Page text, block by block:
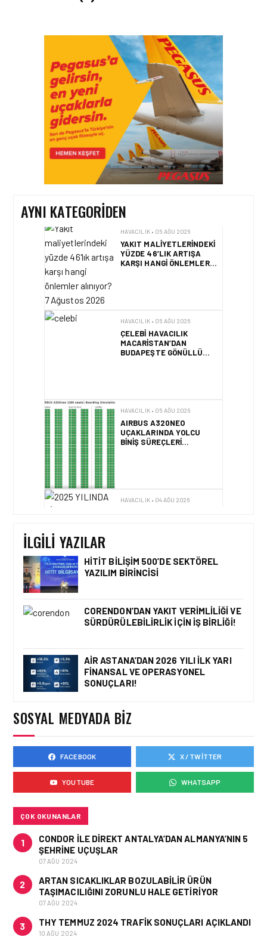
AYNI KATEGORIDEN
HAVACILIK • 06 AĞU 2026
HITIT BILIŞIM 500’DE
SEKTÖREL YAZILIM
BIRINCISI
HAVACILIK • 05 AĞU 2026
YAKIT MALIYETLERINDEKI
YÜZDE 46’LIK ARTIŞA
KARŞI HANGI ÖNLEMLER
ALINIYOR?
HAVACILIK • 05 AĞU 2026
ÇELEBI HAVACILIK
MACARISTAN’DAN
BUDAPEŞTE GÖNÜLLÜ
HAVACILIK • 05 AĞU 2026
AIRBUS A320NEO
UÇAKLARINDA YOLCU
BINIŞ SÜREÇLERI
HAVACILIK • 04 AĞU 2026
2025 YILINDA PILOTLAR
ENÇOK KUŞ ÇARPMA
OLAYINI RAPOR ETTI
HAVACILIK • 04 AĞU 2026
HITIT BILIŞIM 500’DE
SEKTÖREL YAZILIM
BIRINCISI
KARŞI HANGI ÖNLEMLER
ALINIYOR?
HAVACILIK • 05 AĞU 2026
ÇELEBI HAVACILIK
MACARISTAN’DAN
İLGILI YAZILAR
HITIT BILIŞIM 500’DE SEKTÖREL
YAZILIM BIRINCISI
CORENDON’DAN YAKIT VERIMLILIĞI VE
SÜRDÜRÜLEBILIRLIK IÇIN İŞ BIRLIĞI!
AIR ASTANA’DAN 2026 YILI İLK YARI
FINANSAL VE OPERASYONEL
SONUÇLARI!
SOSYAL MEDYADA BIZ
FACEBOOK X / TWITTER
YOUTUBE WHATSAPP
ÇOK OKUNANLAR
1
CONDOR ILE DIREKT ANTALYA’DAN ALMANYA’NIN 5
ŞEHRINE UÇUŞLAR
07 AĞU 2024
2
ARTAN SICAKLIKLAR BOZULABILIR ÜRÜN
TAŞIMACILIĞINI ZORUNLU HALE GETIRIYOR
07 AĞU 2024
3 THY TEMMUZ 2024 TRAFIK SONUÇLARI AÇIKLANDI
10 AĞU 2024